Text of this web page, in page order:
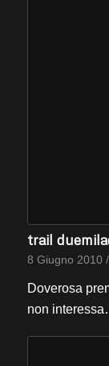
trail
8 Giugno 2010 /
Doverosa
non